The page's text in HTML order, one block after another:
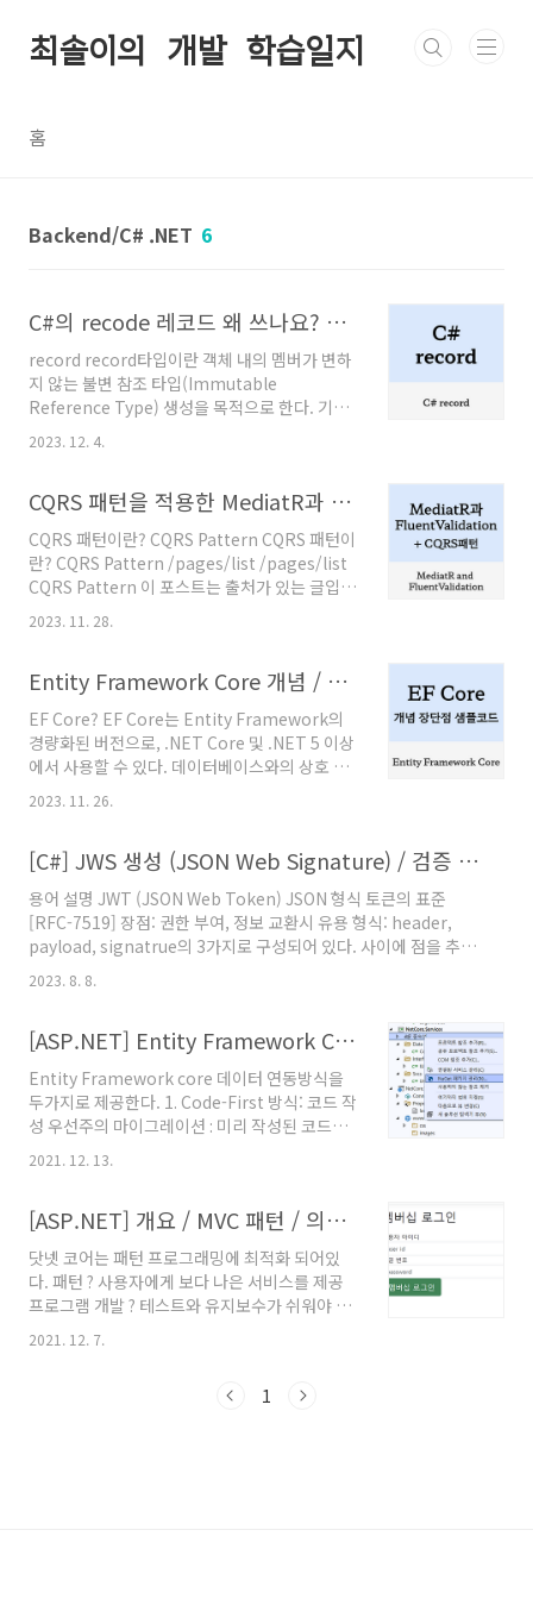
최솔이의 개발 학습일지
홈
Backend/C# .NET 6
C#의 recode 레코드 왜 쓰나요? 샘플 코드 예제 / 명명 규칙
record record타입이란 객체 내의 멤버가 변하
지 않는 불변 참조 타입(Immutable
Reference Type) 생성을 목적으로 한다. 기존
엔 class 키워드를 사용해서 클래스를 정의 했지
만 record라는 키워드를 통해 불변 타입을 정의
코드 예제 class로 작성한 Response public
class ScoreResponse { public long Id {
get; init; } public string Name { get; init; }
public decimal AverageScore { get; init; } }
record로 작성한 responsepublic record
ScoreResponse( long Id, strin..
2023. 12. 4.
CQRS 패턴을 적용한 MediatR과 FluentValidation
CQRS 패턴이란? CQRS Pattern CQRS 패턴이
란? CQRS Pattern /pages/list /pages/list
CQRS Pattern 이 포스트는 출처가 있는 글입니
다. 공부를 위해 정리했습니다 애플리케이션에서
읽기와 쓰기를 분리하는걸 CQRS 패턴이라고 한
solyi.kr CQRS 패턴의 개념에 대해선 위 포스트
MediatR과 FluentValidation 기본 예제 코드
MediatR은 IRequest 인터페이스를 사용하여
명령과 쿼리를 모두 나타낸다. 사용 사례에서는
명령과 쿼리에 대해 별도의 추상화를 생성한다.
같다. using MediatR; n..
2023. 11. 28.
Entity Framework Core 개념 / 장단점 / 코드 예제 / 사용 방법 / 데이터 가져오기, 수정, 삭제 / 샘플 코드
EF Core? EF Core는 Entity Framework의
경량화된 버전으로, .NET Core 및 .NET 5 이상
에서 사용할 수 있다. 데이터베이스와의 상호 작
용을 단순화하고 개발자가 데이터베이스에 대한
쿼리 및 조작을 수행할 수 있는 ORM(Object-
이터베이스에 대한 CRUD(Create, Read,
Update, Delete) 작업을 지원한다.
LINQ(Language Integrated Query)를 사용
하여 데이터베이스 쿼리를 작성할 수 있다. 데이
터베이스 스키마를 코드로 정의할 수 있는 Code
First 접근 방식을 제공한다. 다양한 데이터베이
가 데이터베이스와의 상호 작용을..
2023. 11. 26.
[C#] JWS 생성 (JSON Web Signature) / 검증 / RS256
용어 설명 JWT (JSON Web Token) JSON 형식 토큰의 표준
[RFC-7519] 장점: 권한 부여, 정보 교환시 유용 형식: header,
payload, signatrue의 3가지로 구성되어 있다. 사이에 점을 추가
해서 header.payload.signature로 표현된다. const token =
base64urlEncoding(header) + &#39;.&#39; +
base64urlEncoding(signature); JWS (JSON Web
Signature) JSON Web Signature 를 의미한다. [RFC-7515]
JWT와 JWS의 차이 JWT는 클레임 기반의 웹 토큰으로 사용자의
인증, ..
2023. 8. 8.
[ASP.NET] Entity Framework Core
Entity Framework core 데이터 연동방식을
두가지로 제공한다. 1. Code-First 방식: 코드 작
성 우선주의 마이그레이션 : 미리 작성된 코드로
데이터베이스에 테이블과 컬럼을 생성하는 방식
2. Database-First 방식: 데이터베이서 작업 우
테이블과 컬럼을 우선 생성한다. Entity Data
Modeling : 코드를 손쉽게 작성할 수 있도록 도
와준다. 먼저 Code-First 방식으로 진행해보기
로 한다. Code First 방식 이전 게시글에서 작성
한 프로젝트를 열어서 그중
DataModels/User.cs 파일을 열고,
작성한다. [Key, StringLength(50),..
2021. 12. 13.
[ASP.NET] 개요 / MVC 패턴 / 의존성 주입 패턴
닷넷 코어는 패턴 프로그래밍에 최적화 되어있
다. 패턴 ? 사용자에게 보다 나은 서비스를 제공
프로그램 개발 ? 테스트와 유지보수가 쉬워야 한
다. 애플리케이션의 존재 목적 ? 사용자를 만족시
키는것 닷넷코어는 아래 2가지를 사용한다 MVC
턴 (Dependency Injection) 2021-12-07
2021. 12. 7.
1